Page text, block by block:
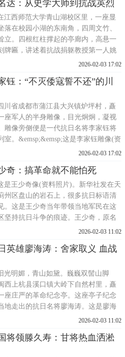
生的儒雅与战士的刚毅融为一体。不
者在此驻足，感受着穿透时空的力
恒通，字天侠，
达：从史学大师到抗战英烈
江西师范大学青山湖校区里，一座显
落在校园小湖的东南角，四周文竹、
立。四根红柱撑起的亭廊内，高悬一
牌匾，讲述着抗战捐躯教授第一人姚
生平事迹。姚名达，号显微，江西兴
启超先生，主要研究中国史学史。毕
述，之后还曾执教
2026-02-03 17:02
：“不灭倭寇誓不还”的川
川省成都市蒲江县大兴镇炉坪村，矗
座军人的半身雕像，目光炯炯，凝视
雕像旁侧便是一代抗日名将李家钰将
室。&emsp;&emsp;这是李家钰雕像(资
)。新华社发当年他本可随大部队撤
炉坪村党委副书记刘文军向前来悼
的人们，动情讲述李家钰以身报国的
迹。李家
2026-02-03 17:02
奇：搞革命就不能怕死
是王少奇像(资料照片)。新华社发在天
州区盘山的岩石上，很多抗日标语清
。这是王少奇当年带领当地军民在这
坚持抗日斗争的痕迹。王少奇，原名
，字季如。1912年出生于河北省香河
校期间他经常阅读进步书刊，积极参
放先锋队，19
2026-02-03 11:02
英雄廖海涛：舍家取义 血战
光明媚，青山如黛。巍巍双髻山脚
西上杭县溪口镇大岭下自然村里，矗
座庄严的革命纪念亭。这座亭子纪念
地走出的抗日名将廖海涛。这是廖海
资料照片)。新华社发1941年，在江苏
机关和苏南抗日根据地干部突围转
2026-02-03 11:02
将领滕久寿：甘将热血洒淞